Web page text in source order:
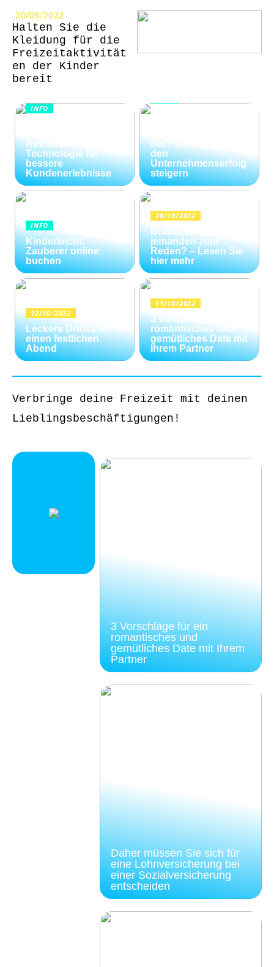
20/09/2022
Halten Sie die
Kleidung für die
Freizeitaktivität
en der Kinder
bereit
INFO
Revolutionäre
Technologie für
bessere
Kundenerlebnisse
der Führungskräfte
den
Unternehmenserfolg
steigern
INFO
Kinderleicht:
Zauberer online
buchen
20/10/2022
Brauchen Sie
jemanden zum
Reden? – Lesen Sie
hier mehr
12/10/2022
Leckere Drinks für
einen festlichen
Abend
11/10/2022
3 Vorschläge für ein
romantisches und
gemütliches Date mit
Ihrem Partner
Verbringe deine Freizeit mit deinen
Lieblingsbeschäftigungen!
3 Vorschläge für ein
romantisches und
gemütliches Date mit Ihrem
Partner
Daher müssen Sie sich für
eine Lohnversicherung bei
einer Sozialversicherung
entscheiden